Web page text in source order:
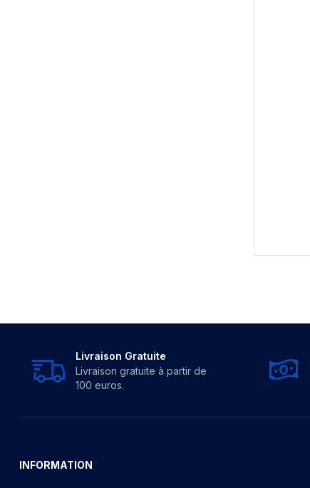
Livraison Gratuite
Livraison gratuite à partir de
100 euros.
INFORMATION